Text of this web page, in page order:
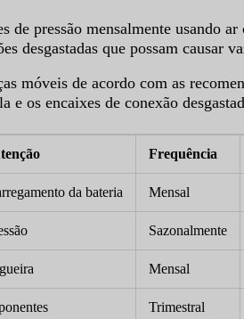
de pressão mensalmente usando
desgastadas que possam causar
móveis de acordo com as
e os encaixes de conexão
Frequência
da bateria Mensal
Sazonalmente
Mensal
Trimestral